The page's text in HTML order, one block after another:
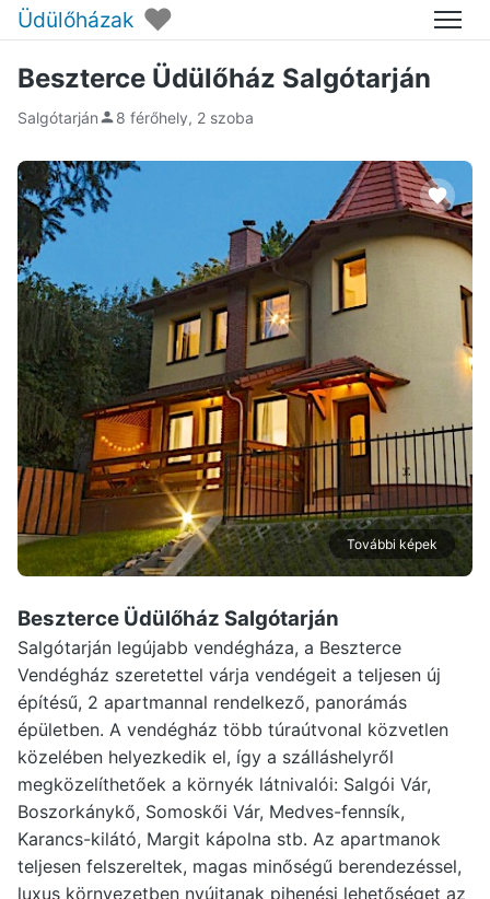
Üdülőházak ♥ Menü
Beszterce Üdülőház Salgótarján
Salgótarján 8 férőhely, 2 szoba
További képek
Beszterce Üdülőház Salgótarján
Salgótarján legújabb vendégháza, a Beszterce
Vendégház szeretettel várja vendégeit a teljesen új
építésű, 2 apartmannal rendelkező, panorámás
épületben. A vendégház több túraútvonal közvetlen
közelében helyezkedik el, így a szálláshelyről
megközelíthetőek a környék látnivalói: Salgói Vár,
Boszorkánykő, Somoskői Vár, Medves-fennsík,
Karancs-kilátó, Margit kápolna stb. Az apartmanok
teljesen felszereltek, magas minőségű berendezéssel,
luxus környezetben nyújtanak pihenési lehetőséget az